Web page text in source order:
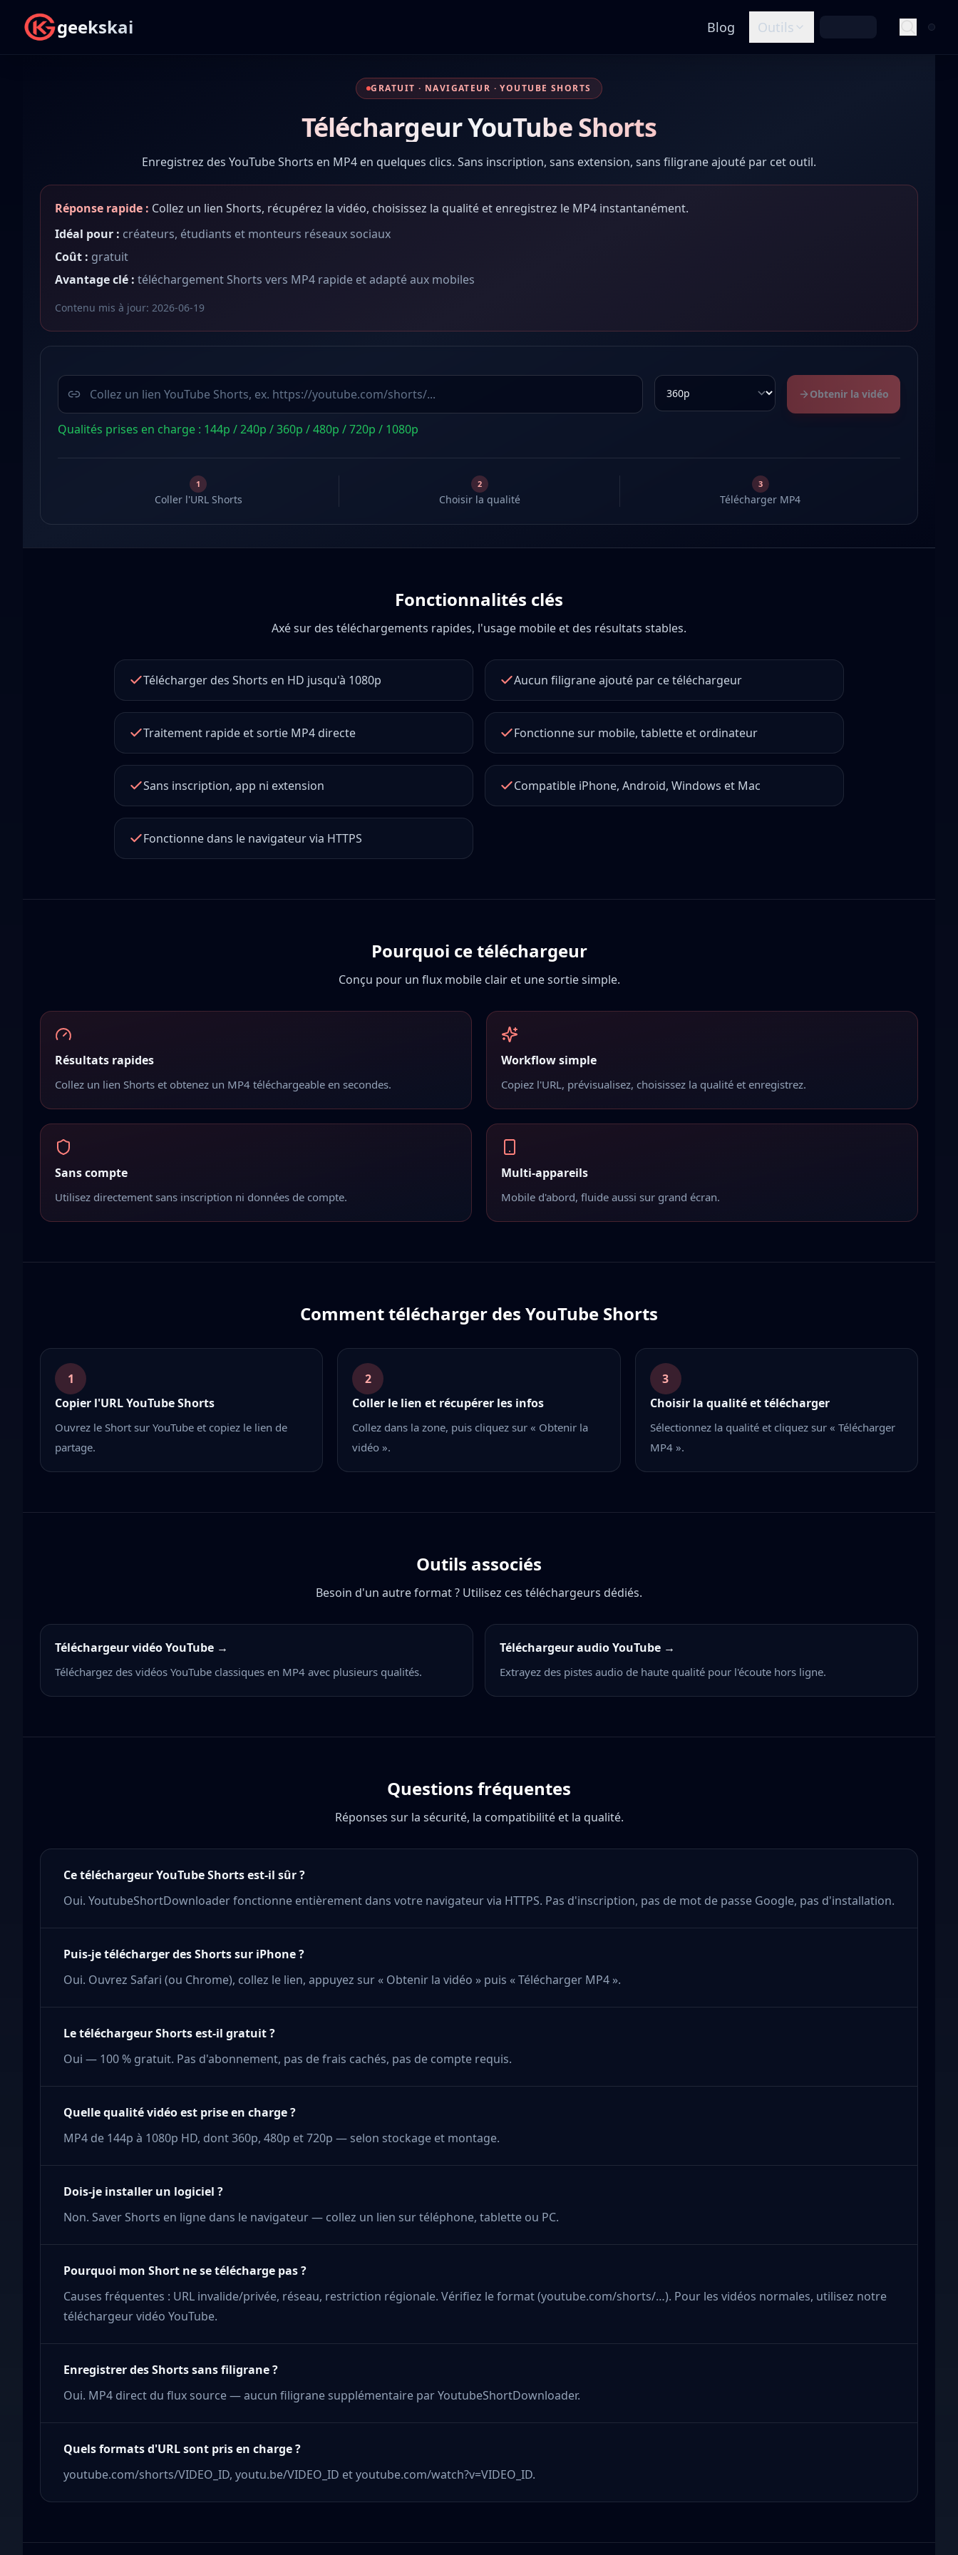
geekskai Blog Outils
GRATUIT · NAVIGATEUR · YOUTUBE SHORTS
Téléchargeur YouTube Shorts
Enregistrez des YouTube Shorts en MP4 en quelques clics. Sans inscription, sans extension, sans filigrane ajouté par cet outil.
Réponse rapide : Collez un lien Shorts, récupérez la vidéo, choisissez la qualité et enregistrez le MP4 instantanément.
Idéal pour : créateurs, étudiants et monteurs réseaux sociaux
Coût : gratuit
Avantage clé : téléchargement Shorts vers MP4 rapide et adapté aux mobiles
Contenu mis à jour: 2026-06-19
URL YouTube Shorts
Obtenir la vidéo
Qualités prises en charge : 144p / 240p / 360p / 480p / 720p / 1080p
1
Coller l'URL Shorts
2
Choisir la qualité
3
Télécharger MP4
Fonctionnalités clés
Axé sur des téléchargements rapides, l'usage mobile et des résultats stables.
Télécharger des Shorts en HD jusqu'à 1080p Aucun filigrane ajouté par ce téléchargeur
Traitement rapide et sortie MP4 directe Fonctionne sur mobile, tablette et ordinateur
Sans inscription, app ni extension Compatible iPhone, Android, Windows et Mac
Fonctionne dans le navigateur via HTTPS
Pourquoi ce téléchargeur
Conçu pour un flux mobile clair et une sortie simple.
Résultats rapides
Collez un lien Shorts et obtenez un MP4 téléchargeable en secondes.
Workflow simple
Copiez l'URL, prévisualisez, choisissez la qualité et enregistrez.
Sans compte
Utilisez directement sans inscription ni données de compte.
Multi-appareils
Mobile d'abord, fluide aussi sur grand écran.
Comment télécharger des YouTube Shorts
1
Copier l'URL YouTube Shorts
Ouvrez le Short sur YouTube et copiez le lien de
partage.
2
Coller le lien et récupérer les infos
Collez dans la zone, puis cliquez sur « Obtenir la
vidéo ».
3
Choisir la qualité et télécharger
Sélectionnez la qualité et cliquez sur « Télécharger
MP4 ».
Outils associés
Besoin d'un autre format ? Utilisez ces téléchargeurs dédiés.
Téléchargeur vidéo YouTube →
Téléchargez des vidéos YouTube classiques en MP4 avec plusieurs qualités.
Téléchargeur audio YouTube →
Extrayez des pistes audio de haute qualité pour l'écoute hors ligne.
Questions fréquentes
Réponses sur la sécurité, la compatibilité et la qualité.
Ce téléchargeur YouTube Shorts est-il sûr ?
Oui. YoutubeShortDownloader fonctionne entièrement dans votre navigateur via HTTPS. Pas d'inscription, pas de mot de passe Google, pas d'installation.
Puis-je télécharger des Shorts sur iPhone ?
Oui. Ouvrez Safari (ou Chrome), collez le lien, appuyez sur « Obtenir la vidéo » puis « Télécharger MP4 ».
Le téléchargeur Shorts est-il gratuit ?
Oui — 100 % gratuit. Pas d'abonnement, pas de frais cachés, pas de compte requis.
Quelle qualité vidéo est prise en charge ?
MP4 de 144p à 1080p HD, dont 360p, 480p et 720p — selon stockage et montage.
Dois-je installer un logiciel ?
Non. Saver Shorts en ligne dans le navigateur — collez un lien sur téléphone, tablette ou PC.
Pourquoi mon Short ne se télécharge pas ?
Causes fréquentes : URL invalide/privée, réseau, restriction régionale. Vérifiez le format (youtube.com/shorts/…). Pour les vidéos normales, utilisez notre
téléchargeur vidéo YouTube.
Enregistrer des Shorts sans filigrane ?
Oui. MP4 direct du flux source — aucun filigrane supplémentaire par YoutubeShortDownloader.
Quels formats d'URL sont pris en charge ?
youtube.com/shorts/VIDEO_ID, youtu.be/VIDEO_ID et youtube.com/watch?v=VIDEO_ID.